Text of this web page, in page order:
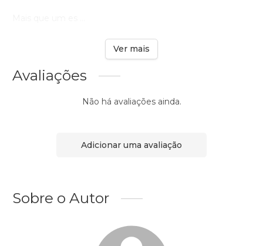
Ver mais
Avaliações
Não há avaliações ainda.
Adicionar uma avaliação
Sobre o Autor